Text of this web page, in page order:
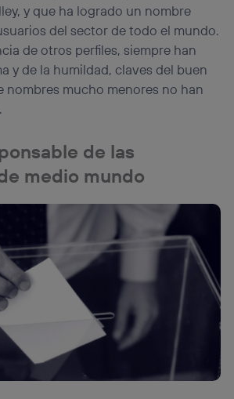
y que ha logrado un nombre
del sector de todo el mundo.
de otros perfiles, siempre han
y de la humildad, claves del buen
nombres mucho menores no han
de las
medio mundo